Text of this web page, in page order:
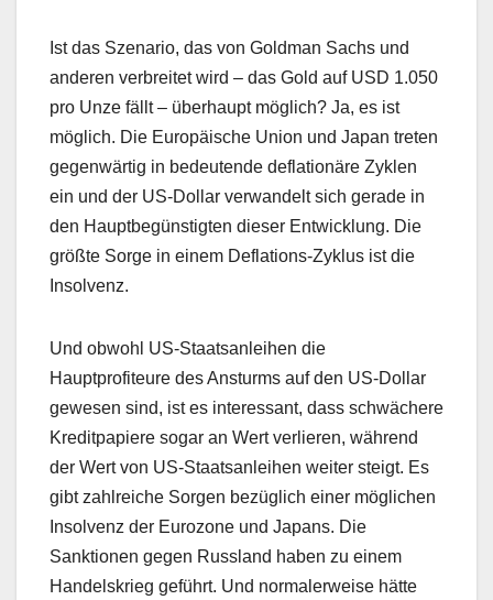
Ist das Szenario, das von Goldman Sachs und
anderen verbreitet wird – das Gold auf USD 1.050
pro Unze fällt – überhaupt möglich? Ja, es ist
möglich. Die Europäische Union und Japan treten
gegenwärtig in bedeutende deflationäre Zyklen
ein und der US-Dollar verwandelt sich gerade in
den Hauptbegünstigten dieser Entwicklung. Die
größte Sorge in einem Deflations-Zyklus ist die
Insolvenz.
Und obwohl US-Staatsanleihen die
Hauptprofiteure des Ansturms auf den US-Dollar
gewesen sind, ist es interessant, dass schwächere
Kreditpapiere sogar an Wert verlieren, während
der Wert von US-Staatsanleihen weiter steigt. Es
gibt zahlreiche Sorgen bezüglich einer möglichen
Insolvenz der Eurozone und Japans. Die
Sanktionen gegen Russland haben zu einem
Handelskrieg geführt. Und normalerweise hätte